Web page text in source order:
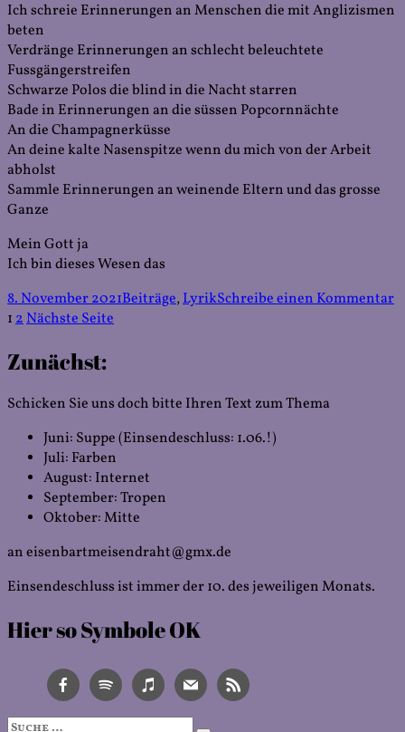
Ich schreie Erinnerungen an Menschen die mit Anglizismen
beten
Verdränge Erinnerungen an schlecht beleuchtete
Fussgängerstreifen
Schwarze Polos die blind in die Nacht starren
Bade in Erinnerungen an die süssen Popcornnächte
An die Champagnerküsse
An deine kalte Nasenspitze wenn du mich von der Arbeit
abholst
Sammle Erinnerungen an weinende Eltern und das grosse
Ganze
Mein Gott ja
Ich bin dieses Wesen das
Veröffentlicht
am
8. November 2021Kategorien
Beiträge,LyrikSchreibe einen Kommentar
Seitennummerierung
der
Beiträge
Seite
1 Seite
2Nächste Seite
Zunächst:
Schicken Sie uns doch bitte Ihren Text zum Thema
Juni: Suppe (Einsendeschluss: 1.06.!)
Juli: Farben
August: Internet
September: Tropen
Oktober: Mitte
an eisenbartmeisendraht@gmx.de
Einsendeschluss ist immer der 10. des jeweiligen Monats.
Hier so Symbole OK
Suche